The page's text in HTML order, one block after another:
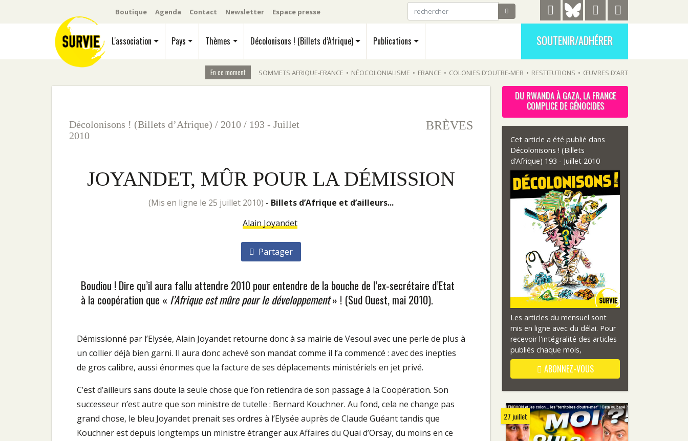
Boutique Agenda Contact Newsletter Espace presse
L'association Pays Thèmes Décolonisons ! (Billets d’Afrique) Publications SOUTENIR/ADHÉRER
En ce moment SOMMETS AFRIQUE-FRANCE • NÉOCOLONIALISME • FRANCE • COLONIES D’OUTRE-MER • RESTITUTIONS • ŒUVRES D’ART
Décolonisons ! (Billets d’Afrique) / 2010 / 193 - Juillet
2010
BRÈVES
JOYANDET, MÛR POUR LA DÉMISSION
(mis en ligne le 25 juillet 2010) - Billets d’Afrique et d’ailleurs...
Alain Joyandet
Partager
Boudiou ! Dire qu’il aura fallu attendre 2010 pour entendre de la bouche de l’ex-secrétaire d’Etat
à la coopération que « l’Afrique est mûre pour le développement» ! (Sud Ouest, mai 2010).
Démissionné par l’Elysée, Alain Joyandet retourne donc à sa mairie de Vesoul avec une perle de plus à
un collier déjà bien garni. Il aura donc achevé son mandat comme il l’a commencé : avec des inepties
de gros calibre, aussi énormes que la facture de ses déplacements ministériels en jet privé.
C’est d’ailleurs sans doute la seule chose que l’on retiendra de son passage à la Coopération. Son
successeur n’est autre que son ministre de tutelle : Bernard Kouchner. Au fond, cela ne change pas
grand chose, le bleu Joyandet prenait ses ordres à l’Elysée auprès de Claude Guéant tandis que
Kouchner est depuis longtemps un ministre étranger aux Affaires du Quai d’Orsay, du moins en ce
DU RWANDA À GAZA, LA FRANCE
COMPLICE DE GÉNOCIDES
Cet article a été publié dans
Décolonisons ! (Billets
d’Afrique) 193 - Juillet 2010
Les articles du mensuel sont
mis en ligne avec du délai. Pour
recevoir l'intégralité des articles
publiés chaque mois,
ABONNEZ-VOUS
27 juillet